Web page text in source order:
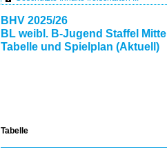
BHV 2025/26
BL weibl. B-Jugend Staffel Mitte
Tabelle und Spielplan (Aktuell)
Tabelle